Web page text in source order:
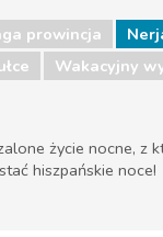
prowincja
Wakacyjny
życie nocne, z
hiszpańskie noce!